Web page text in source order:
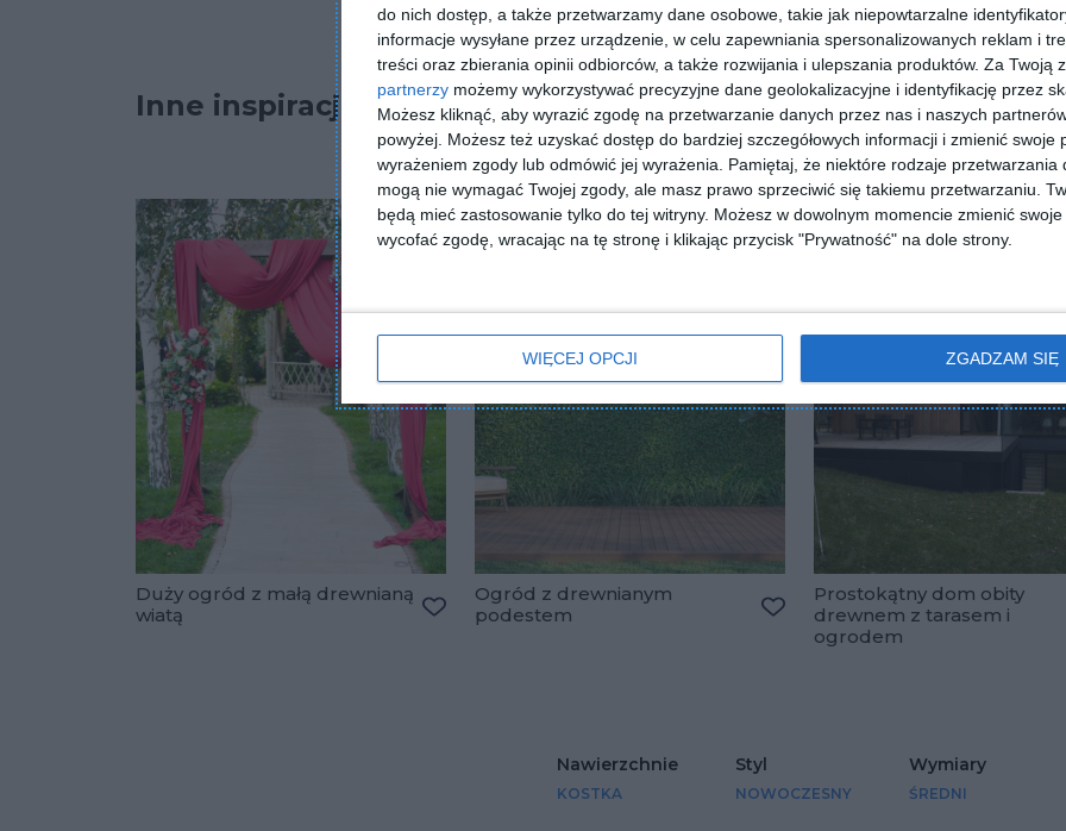
do nich dostęp, a także przetwarzamy dane osobowe, takie jak niepowtarzalne
informacje wysyłane przez urządzenie, w celu zapewniania spersonalizowanych reklam i
treści oraz zbierania opinii odbiorców, a także rozwijania i ulepszania produktów. Za Twoją
partnerzy możemy wykorzystywać precyzyjne dane geolokalizacyjne i identyfikację przez
Możesz kliknąć, aby wyrazić zgodę na przetwarzanie danych przez nas i naszych
powyżej. Możesz też uzyskać dostęp do bardziej szczegółowych informacji i zmienić swoje
wyrażeniem zgody lub odmówić jej wyrażenia.
Pamiętaj, że niektóre rodzaje przetwarzania
mogą nie wymagać Twojej zgody, ale masz prawo sprzeciwić się takiemu przetwarzaniu.
będą mieć zastosowanie tylko do tej witryny. Możesz w dowolnym momencie zmienić
wycofać zgodę, wracając na tę stronę i klikając przycisk "Prywatność" na dole strony.
WIĘCEJ OPCJI ZGADZAM SIĘ
Inne inspiracje
Duży ogród z małą drewnianą
wiatą
Ogród z drewnianym
podestem
Dodaj do ulubionych
Prostokątny dom obity
drewnem z tarasem i
ogrodem
Nawierzchnie
KOSTKA
Styl
NOWOCZESNY
Wymiary
ŚREDNI